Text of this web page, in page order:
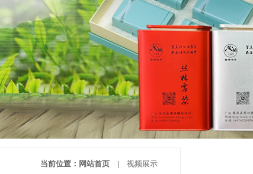
当前位置： 网站首页| 视频展示